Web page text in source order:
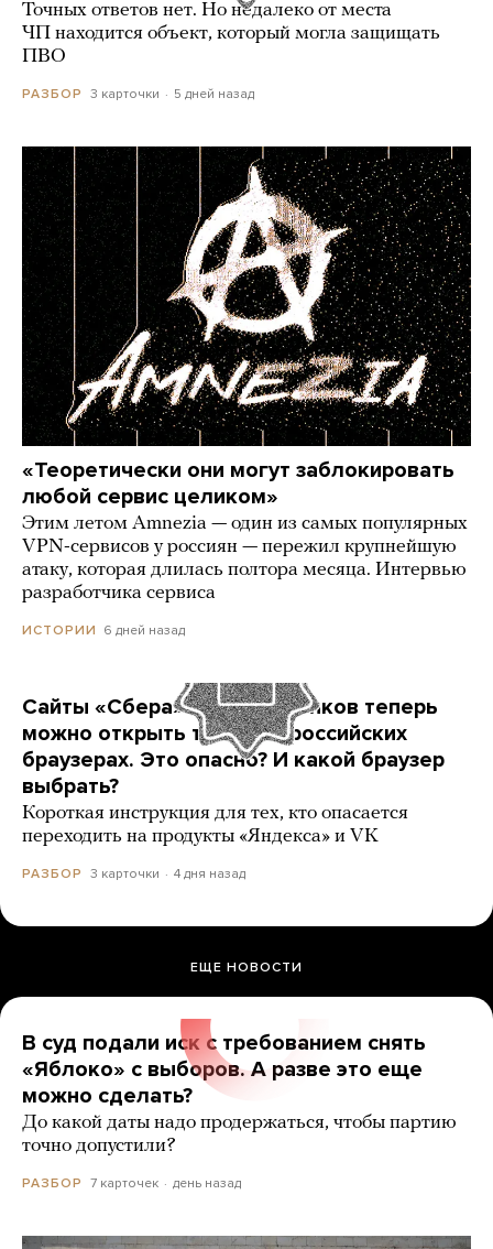
Точных ответов нет. Но недалеко от места
ЧП находится объект, который могла защищать
ПВО
РАЗБОР 3 карточки 5 дней назад
«Теоретически они могут заблокировать
любой сервис целиком»
Этим летом Amnezia — один из самых популярных
VPN-сервисов у россиян — пережил крупнейшую
атаку, которая длилась полтора месяца. Интервью
разработчика сервиса
ИСТОРИИ 6 дней назад
Сайты «Сбера» и других банков теперь
можно открыть только в российских
браузерах. Это опасно? И какой браузер
выбрать?
Короткая инструкция для тех, кто опасается
переходить на продукты «Яндекса» и VK
РАЗБОР 3 карточки 4 дня назад
ЕЩЕ НОВОСТИ
В суд подали иск с требованием снять
«Яблоко» с выборов. А разве это еще
можно сделать?
До какой даты надо продержаться, чтобы партию
точно допустили?
РАЗБОР 7 карточек день назад